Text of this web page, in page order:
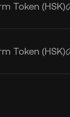
Token (HSK)
Token (HSK)